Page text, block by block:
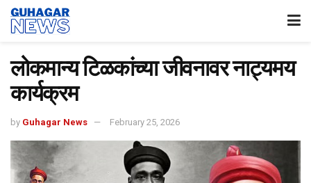
लोकमान्य टिळकांच्या जीवनावर नाट्यमय
कार्यक्रम
by Guhagar News February 25, 2026